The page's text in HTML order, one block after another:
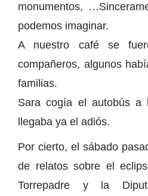
monumentos,
podemos imaginar.
A nuestro café se
compañeros, algunos
familias.
Sara cogía el autobús a
llegaba ya el adiós.
Por cierto, el sábado
de relatos sobre el
Torrepadre y la